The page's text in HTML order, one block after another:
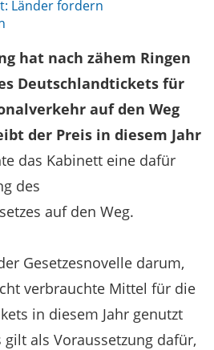
Länder fordern
hat nach zähem Ringen
Deutschlandtickets für
auf den Weg
der Preis in diesem Jahr
das Kabinett eine dafür
des
auf den Weg.
Gesetzesnovelle darum,
verbrauchte Mittel für die
in diesem Jahr genutzt
als Voraussetzung dafür,